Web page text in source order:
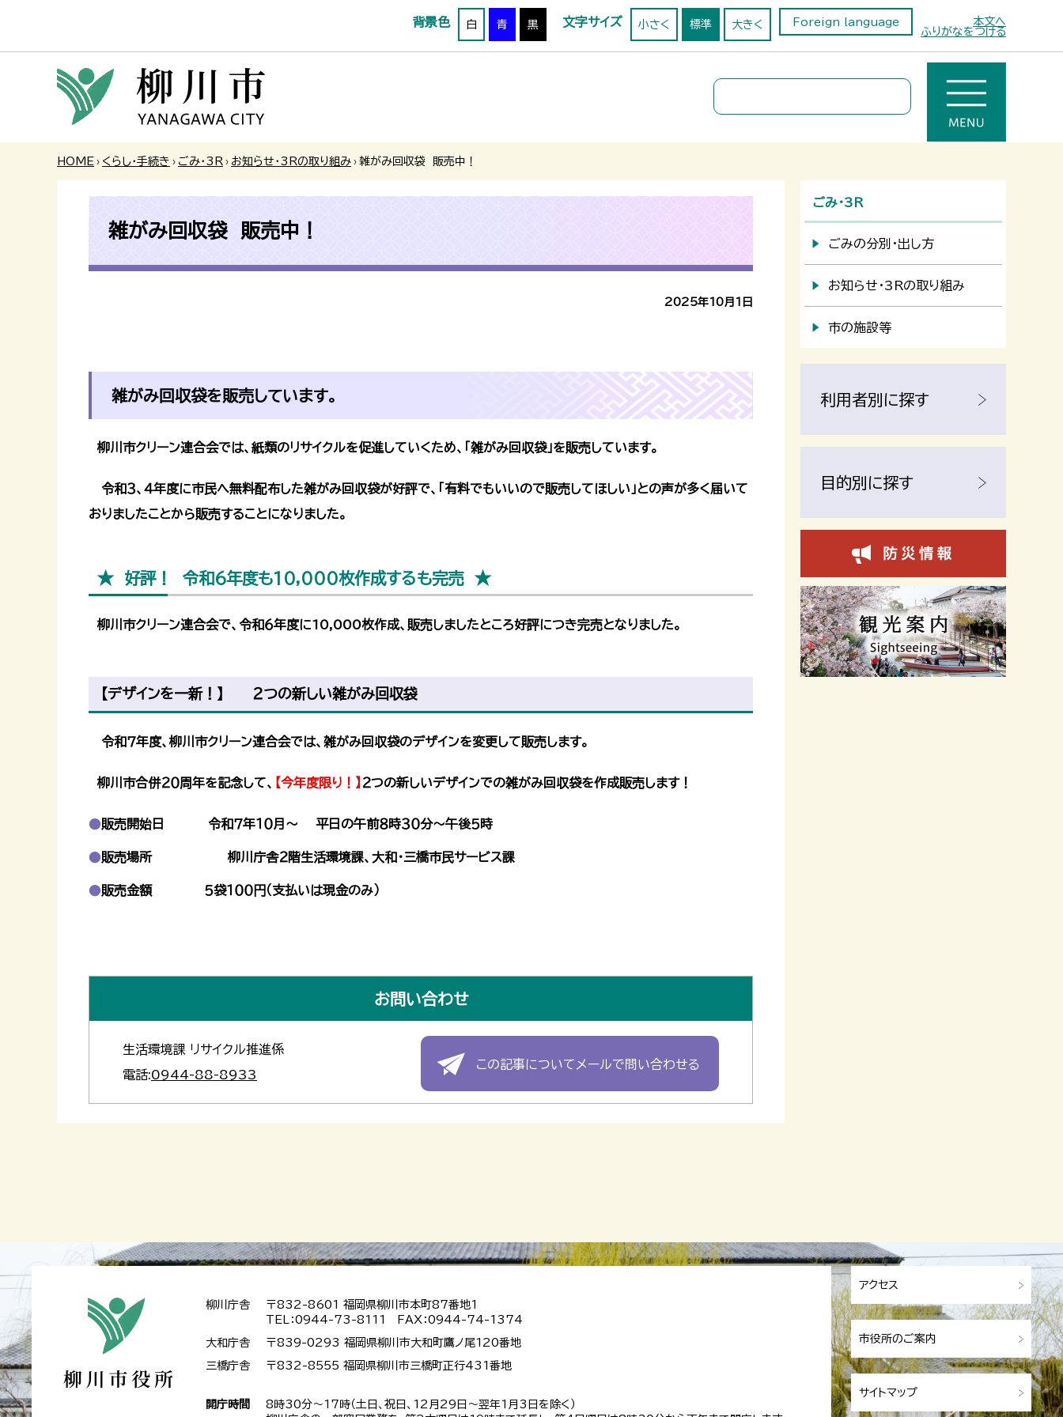
本文へ
背景色 白 青 黒 文字サイズ 小さく 標準 大きく
Foreign language
ふりがなをつける
HOME › くらし・手続き › ごみ・3R › お知らせ・3Rの取り組み › 雑がみ回収袋 販売中！
雑がみ回収袋 販売中！
2025年10月1日
雑がみ回収袋を販売しています。
柳川市クリーン連合会では、紙類のリサイクルを促進していくため、「雑がみ回収袋」を販売しています。
令和３、４年度に市民へ無料配布した雑がみ回収袋が好評で、「有料でもいいので販売してほしい」との声が多く届いて
おりましたことから販売することになりました。
★ 好評！ 令和６年度も10,000枚作成するも完売 ★
柳川市クリーン連合会で、令和６年度に10,000枚作成、販売しましたところ好評につき完売となりました。
【デザインを一新！】 ２つの新しい雑がみ回収袋
令和７年度、柳川市クリーン連合会では、雑がみ回収袋のデザインを変更して販売します。
柳川市合併２０周年を記念して、 【今年度限り！】 ２つの新しいデザインでの雑がみ回収袋を作成販売します！
販売開始日 令和７年１０月～ 平日の午前８時３０分～午後５時
販売場所 柳川庁舎２階生活環境課、大和・三橋市民サービス課
販売金額 ５袋１００円（支払いは現金のみ）
お問い合わせ
生活環境課 リサイクル推進係
電話:0944-88-8933
この記事についてメールで問い合わせる
ごみ・3R
ごみの分別・出し方
お知らせ・3Rの取り組み
市の施設等
利用者別に探す
目的別に探す
柳川庁舎
〒832-8601 福岡県柳川市本町87番地1
TEL：0944-73-8111 FAX：0944-74-1374
大和庁舎 〒839-0293 福岡県柳川市大和町鷹ノ尾120番地
三橋庁舎 〒832-8555 福岡県柳川市三橋町正行431番地
開庁時間
8時30分～17時（土日、祝日、12月29日～翌年1月3日を除く）
アクセス
市役所のご案内
サイトマップ